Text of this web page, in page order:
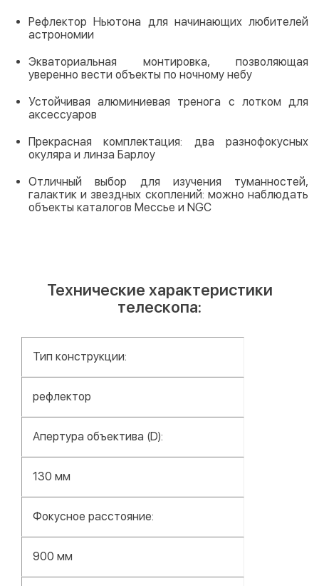
Рефлектор Ньютона для начинающих любителей
астрономии
Экваториальная монтировка, позволяющая
уверенно вести объекты по ночному небу
Устойчивая алюминиевая тренога с лотком для
аксессуаров
Прекрасная комплектация: два разнофокусных
окуляра и линза Барлоу
Отличный выбор для изучения туманностей,
галактик и звездных скоплений: можно наблюдать
объекты каталогов Мессье и NGC
Технические характеристики
телескопа:
Тип конструкции:
рефлектор
Апертура объектива (D):
130 мм
Фокусное расстояние:
900 мм